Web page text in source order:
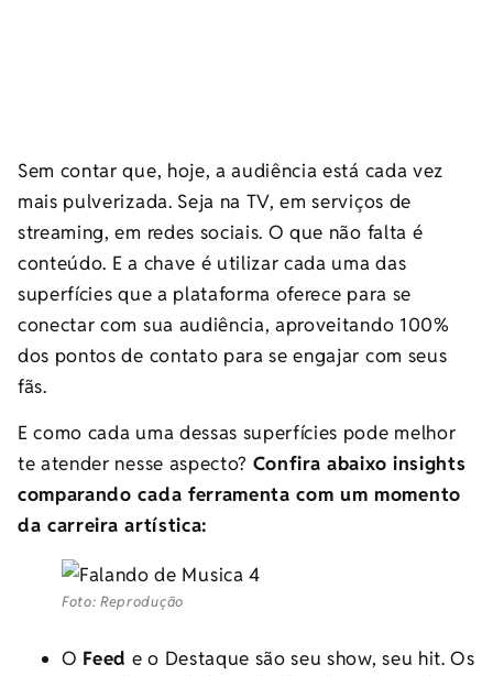
Sem contar que, hoje, a audiência está cada vez
mais pulverizada. Seja na TV, em serviços de
streaming, em redes sociais. O que não falta é
conteúdo. E a chave é utilizar cada uma das
superfícies que a plataforma oferece para se
conectar com sua audiência, aproveitando 100%
dos pontos de contato para se engajar com seus
fãs.
E como cada uma dessas superfícies pode melhor
te atender nesse aspecto? Confira abaixo insights
comparando cada ferramenta com um momento
da carreira artística:
Foto: Reprodução
O Feed e o Destaque são seu show, seu hit. Os